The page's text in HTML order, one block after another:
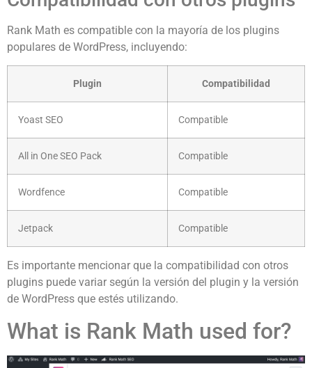
Rank Math es compatible con la mayoría de los plugins
populares de WordPress, incluyendo:
Plugin Compatibilidad
Yoast SEO Compatible
All in One SEO Pack Compatible
Wordfence Compatible
Jetpack Compatible
Es importante mencionar que la compatibilidad con otros
plugins puede variar según la versión del plugin y la versión
de WordPress que estés utilizando.
What is Rank Math used for?